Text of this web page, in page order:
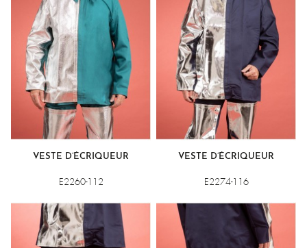
VESTE D’ÉCRIQUEUR
E2260-112
VESTE D’ÉCRIQUEUR
E2274-116